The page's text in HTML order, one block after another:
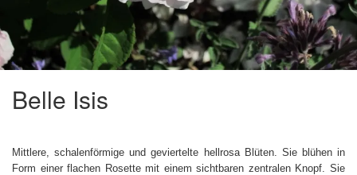
Belle Isis
Mittlere, schalenförmige und geviertelte hellrosa Blüten. Sie blühen in
Form einer flachen Rosette mit einem sichtbaren zentralen Knopf. Sie